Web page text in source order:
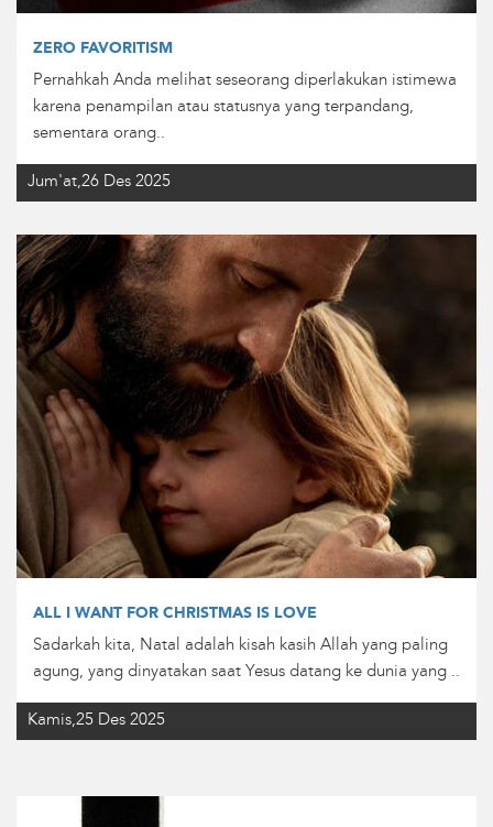
ZERO FAVORITISM
Pernahkah Anda melihat seseorang diperlakukan istimewa
karena penampilan atau statusnya yang terpandang,
sementara orang..
Jum'at,26 Des 2025
ALL I WANT FOR CHRISTMAS IS LOVE
Sadarkah kita, Natal adalah kisah kasih Allah yang paling
agung, yang dinyatakan saat Yesus datang ke dunia yang ..
Kamis,25 Des 2025